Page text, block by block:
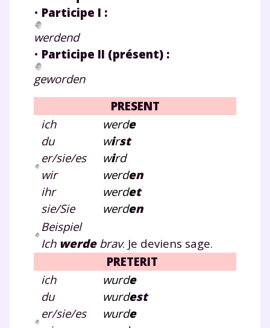
• Participe I :
werdend
• Participe II (présent) :
geworden
PRESENT
ich
du
er/sie/es
wir
ihr
sie/Sie
werde
wirst
wird
werden
werdet
werden
Beispiel
Ich werdebrav. Je deviens sage.
PRETERIT
ich
du
er/sie/es
wurde
wurdest
wurde
Envie de progresser
et de réussir votre
année scolaire ?
Testez gratuitement
pendant 24h notre
plateforme de soutien
scolaire !
Fiches de cours et vidéos
corrigés
podcasts de révisions